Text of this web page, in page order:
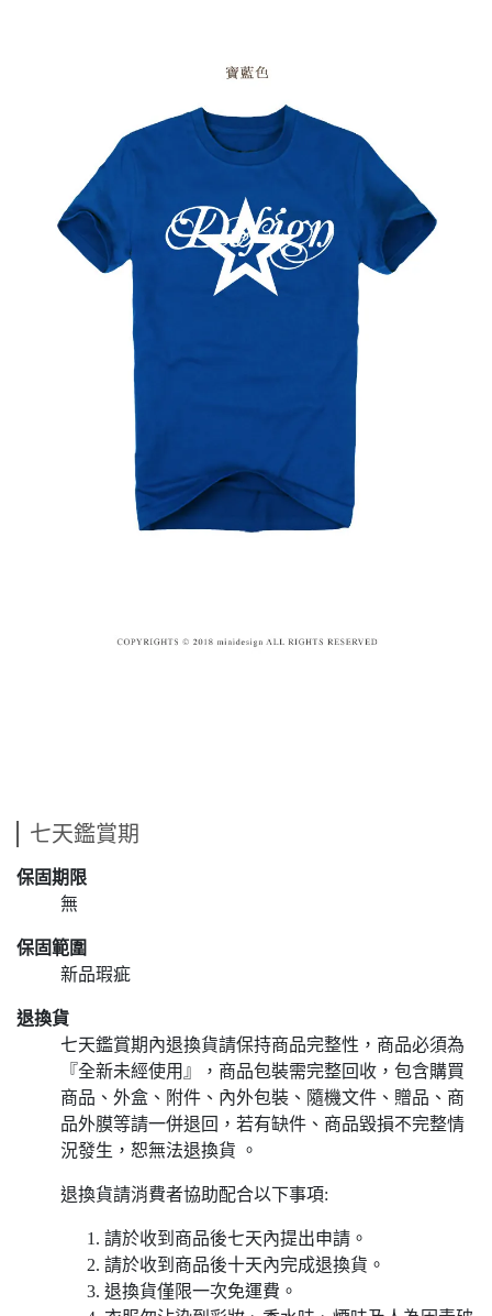
七天鑑賞期
保固期限
無
保固範圍
新品瑕疵
退換貨
七天鑑賞期內退換貨請保持商品完整性，商品必須為
『全新未經使用』，商品包裝需完整回收，包含購買
商品、外盒、附件、內外包裝、隨機文件、贈品、商
品外膜等請一併退回，若有缺件、商品毀損不完整情
況發生，恕無法退換貨 。
退換貨請消費者協助配合以下事項:
請於收到商品後七天內提出申請。
請於收到商品後十天內完成退換貨。
退換貨僅限一次免運費。